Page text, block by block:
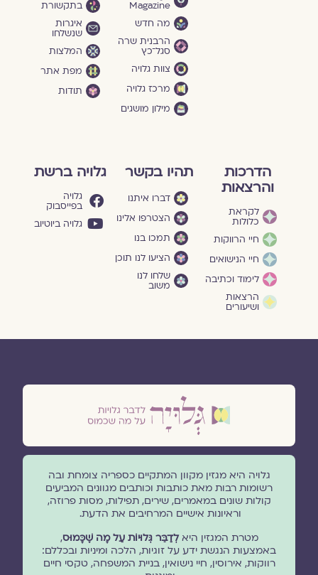
Magazine
מה חדש
הרבנית שרה
סגל־כץ
צוות גלויה
מרכז גלויה
מילון מושגים
בתקשורת
איגרות
שנשלחו
המלצות
מפת אתר
תודות
הדרכות
והרצאות
לקראת
כלולות
חיי הרווקות
חיי הנישואים
לימוד וכתיבה
הרצאות
ושיעורים
תהיו בקשר
דברו איתנו
הצטרפו אלינו
תמכו בנו
הציעו לנו תוכן
שלחו לנו
משוב
גלויה ברשת
גלויה
בפייסבוק
גלויה ביוטיוב
גלויה היא מגזין מקוון המתקיים כספריה צומחת ובה
רשומות רבות מאת כותבות וכותבים מגוונים המביעים
קולות שונים במאמרים, שירים, תפילות, מסות פרוזה,
וראיונות אישיים המרחיבים את הדעת.
מטרת המגזין היאלְדַבֵּר גְּלוּיוֹת עַל מָה שֶׁכָּמוּס,
באמצעות הנגשת ידע על זוגיות, הלכה ומיניות ובכללם:
רווקות, אירוסין, חיי נישואין, בניית המשפחה, טקסי חיים